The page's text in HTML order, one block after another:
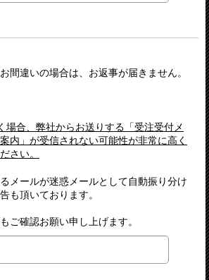
間違いの場合は、お返事が届きません。
場合、弊社からお送りする「受注受付メ
内」が受信されない可能性が非常に高く
さい。
メールが迷惑メールとして自動振り分け
も頂いております。
ご確認お願い申し上げます。